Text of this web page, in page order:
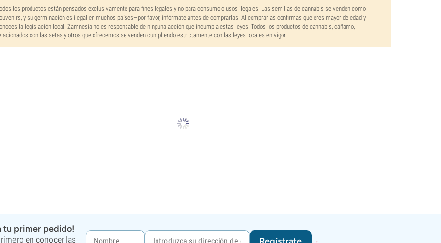
los productos están pensados exclusivamente para fines legales y no para consumo o usos ilegales. Las semillas de cannabis se venden como
y su germinación es ilegal en muchos países—por favor, infórmate antes de comprarlas. Al comprarlas confirmas que eres mayor de edad y
la legislación local. Zamnesia no es responsable de ninguna acción que incumpla estas leyes. Todos los productos de cannabis, cáñamo,
con las setas y otros que ofrecemos se venden cumpliendo estrictamente con las leyes locales en vigor.
tu primer pedido!
en conocer las
Regístrate